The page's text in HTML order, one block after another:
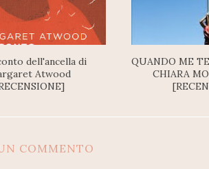
dell'ancella di
Atwood
QUANDO ME
CHIARA
COMMENTO